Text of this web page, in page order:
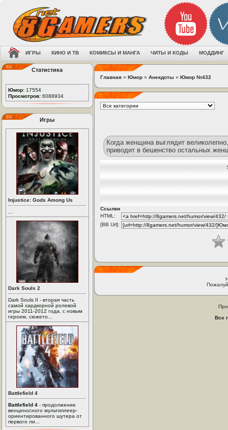
ИГРЫ КИНО И ТВ КОМИКСЫ И МАНГА ЧИТЫ И КОДЫ МОДДИНГ
Статистика
Юмор: 17554
Просмотров: 6088934
Игры
Injustice: Gods Among Us
Dark Souls 2
Dark Souls II - вторая часть
самой хардкорной ролевой
игры 2011-2012 года, с новым
героем, сюжето...
Battlefield 4
Battlefield 4 - продолжение
венценосного мультиплеер-
ориентированного шутера от
первого ли...
Главная » Юмор » Анекдоты » Юмор №432
Когда женщина выглядит
приводит в бешенство остальных
Ссылки
HTML:
[BB Url]:
Все